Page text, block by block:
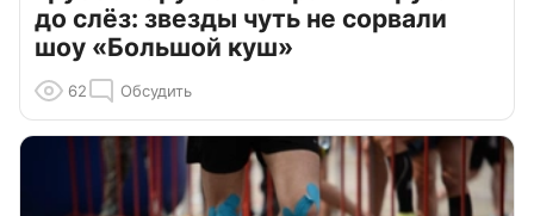
до слёз: звезды чуть не сорвали
шоу «Большой куш»
62 Обсудить